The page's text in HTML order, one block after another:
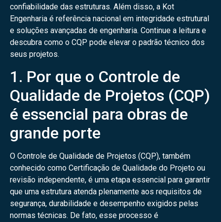
confiabilidade das estruturas. Além disso, a Kot
Engenharia é referência nacional em integridade estrutural
e soluções avançadas de engenharia. Continue a leitura e
descubra como o CQP pode elevar o padrão técnico dos
seus projetos.
1. Por que o Controle de
Qualidade de Projetos (CQP)
é essencial para obras de
grande porte
O Controle de Qualidade de Projetos (CQP), também
conhecido como Certificação de Qualidade do Projeto ou
revisão independente, é uma etapa essencial para garantir
que uma estrutura atenda plenamente aos requisitos de
segurança, durabilidade e desempenho exigidos pelas
normas técnicas. De fato, esse processo é